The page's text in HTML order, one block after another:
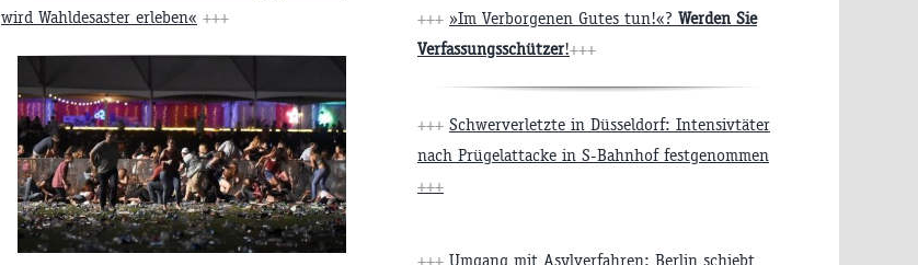
wird Wahldesaster erleben« +++ +++ »Im Verborgenen Gutes tun!«? Werden Sie
Verfassungsschützer!+++
+++ Schwerverletzte in Düsseldorf: Intensivtäter
nach Prügelattacke in S-Bahnhof festgenommen
+++
+++ Umgang mit Asylverfahren: Berlin schiebt